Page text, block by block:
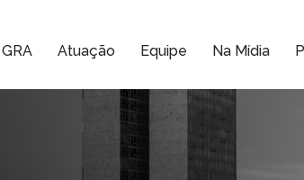
GRA Atuação Equipe Na Mídia